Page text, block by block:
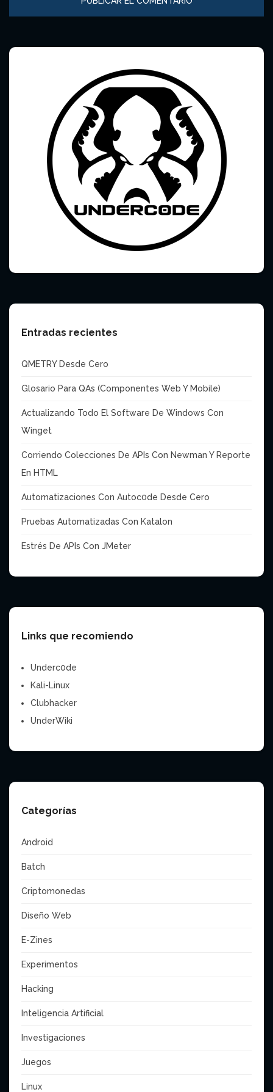
Entradas recientes
QMETRY Desde Cero
Glosario Para QAs (Componentes Web Y Mobile)
Actualizando Todo El Software De Windows Con
Winget
Corriendo Colecciones De APIs Con Newman Y Reporte
En HTML
Automatizaciones Con Autoc0de Desde Cero
Pruebas Automatizadas Con Katalon
Estrés De APIs Con JMeter
Links que recomiendo
Underc0de
Kali-Linux
Clubhacker
UnderWiki
Categorías
Android
Batch
Criptomonedas
Diseño Web
E-Zines
Experimentos
Hacking
Inteligencia Artificial
Investigaciones
Juegos
Linux